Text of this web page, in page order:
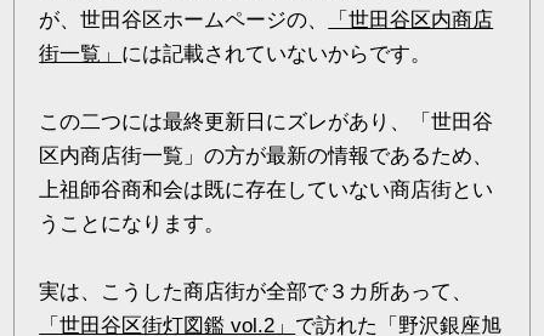
が、世田谷区ホームページの、
「世田谷区内商店
街一覧」 には記載されていないからです。
この二つには最終更新日にズレがあり、「世田谷
区内商店街一覧」の方が最新の情報であるため、
上祖師谷商和会は既に存在していない商店街とい
うことになります。
実は、こうした商店街が全部で３カ所あって、
「世田谷区街灯図鑑 vol.2」 で訪れた「野沢銀座旭